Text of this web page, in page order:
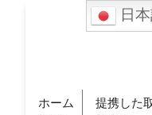
ホーム 提携した
日